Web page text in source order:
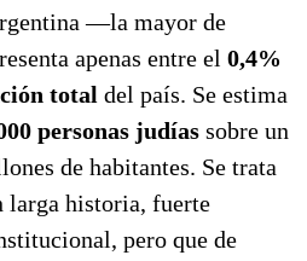
—la mayor de
apenas entre el 0,4%
total del país. Se estima
personas judías sobre un
de habitantes. Se trata
larga historia, fuerte
pero que de